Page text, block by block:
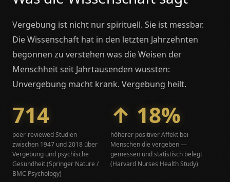
Vergebung ist nicht nur spirituell. Sie ist messbar.
Die Wissenschaft hat in den letzten Jahrzehnten
begonnen zu verstehen was die Weisen der
Menschheit seit Jahrtausenden wussten:
Unvergebung macht krank. Vergebung heilt.
714
peer-reviewed Studien
zwischen 1947 und 2018 über
Vergebung und psychische
Gesundheit (Springer Nature /
BMC Psychology)
↑ 18%
höherer positiver Affekt bei
Menschen die vergeben —
gemessen und statistisch belegt
(Harvard Nurses Health Study)